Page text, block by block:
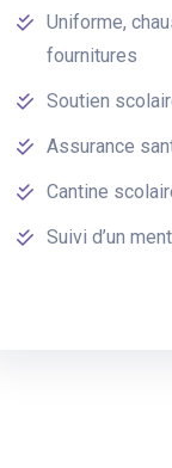
Uniforme,
fournitures
Soutien
Assurance
Cantine
Suivi d’un